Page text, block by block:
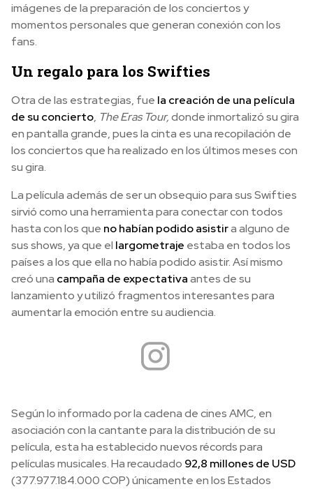
imágenes de la preparación de los conciertos y
momentos personales que generan conexión con los
fans.
Un regalo para los Swifties
Otra de las estrategias, fue la creación de una película
de su concierto, The Eras Tour,donde inmortalizó su gira
en pantalla grande, pues la cinta es una recopilación de
los conciertos que ha realizado en los últimos meses con
su gira.
La película además de ser un obsequio para sus Swifties
sirvió como una herramienta para conectar con todos
hasta con los que no habían podido asistira alguno de
sus shows, ya que el largometraje estaba en todos los
países a los que ella no había podido asistir. Así mismo
creó una campaña de expectativaantes de su
lanzamiento y utilizó fragmentos interesantes para
aumentar la emoción entre su audiencia.
Según lo informado por la cadena de cines AMC, en
asociación con la cantante para la distribución de su
película, esta ha establecido nuevos récords para
películas musicales. Ha recaudado 92,8 millones de USD
(377.977.184.000 COP) únicamente en los Estados